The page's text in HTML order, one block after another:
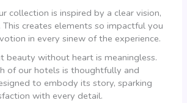
collection is inspired by a clear vision,
This creates elements so impactful you
in every sinew of the experience.
beauty without heart is meaningless.
of our hotels is thoughtfully and
to embody its story, sparking
with every detail.